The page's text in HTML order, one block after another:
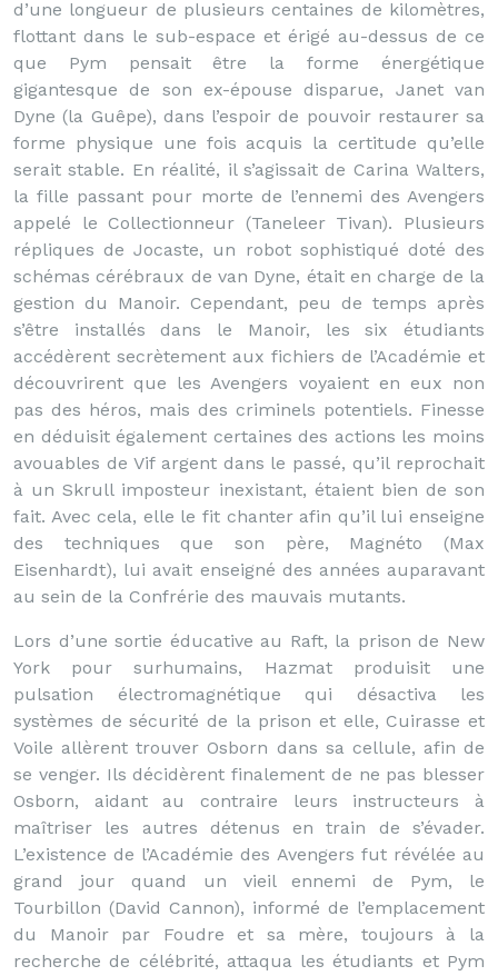
d’une longueur de plusieurs centaines de kilomètres,
flottant dans le sub-espace et érigé au-dessus de ce
que Pym pensait être la forme énergétique
gigantesque de son ex-épouse disparue, Janet van
Dyne (la Guêpe), dans l’espoir de pouvoir restaurer sa
forme physique une fois acquis la certitude qu’elle
serait stable. En réalité, il s’agissait de Carina Walters,
la fille passant pour morte de l’ennemi des Avengers
appelé le Collectionneur (Taneleer Tivan). Plusieurs
répliques de Jocaste, un robot sophistiqué doté des
schémas cérébraux de van Dyne, était en charge de la
gestion du Manoir. Cependant, peu de temps après
s’être installés dans le Manoir, les six étudiants
accédèrent secrètement aux fichiers de l’Académie et
découvrirent que les Avengers voyaient en eux non
pas des héros, mais des criminels potentiels. Finesse
en déduisit également certaines des actions les moins
avouables de Vif argent dans le passé, qu’il reprochait
à un Skrull imposteur inexistant, étaient bien de son
fait. Avec cela, elle le fit chanter afin qu’il lui enseigne
des techniques que son père, Magnéto (Max
Eisenhardt), lui avait enseigné des années auparavant
au sein de la Confrérie des mauvais mutants.
Lors d’une sortie éducative au Raft, la prison de New
York pour surhumains, Hazmat produisit une
pulsation électromagnétique qui désactiva les
systèmes de sécurité de la prison et elle, Cuirasse et
Voile allèrent trouver Osborn dans sa cellule, afin de
se venger. Ils décidèrent finalement de ne pas blesser
Osborn, aidant au contraire leurs instructeurs à
maîtriser les autres détenus en train de s’évader.
L’existence de l’Académie des Avengers fut révélée au
grand jour quand un vieil ennemi de Pym, le
Tourbillon (David Cannon), informé de l’emplacement
du Manoir par Foudre et sa mère, toujours à la
recherche de célébrité, attaqua les étudiants et Pym